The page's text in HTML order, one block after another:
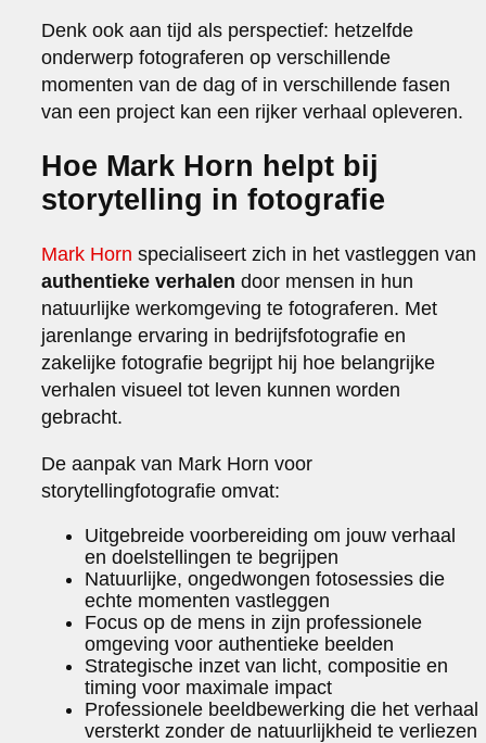
Denk ook aan tijd als perspectief: hetzelfde
onderwerp fotograferen op verschillende
momenten van de dag of in verschillende fasen
van een project kan een rijker verhaal opleveren.
Hoe Mark Horn helpt bij
storytelling in fotografie
Mark Horn specialiseert zich in het vastleggen van
authentieke verhalen door mensen in hun
natuurlijke werkomgeving te fotograferen. Met
jarenlange ervaring in bedrijfsfotografie en
zakelijke fotografie begrijpt hij hoe belangrijke
verhalen visueel tot leven kunnen worden
gebracht.
De aanpak van Mark Horn voor
storytellingfotografie omvat:
Uitgebreide voorbereiding om jouw verhaal
en doelstellingen te begrijpen
Natuurlijke, ongedwongen fotosessies die
echte momenten vastleggen
Focus op de mens in zijn professionele
omgeving voor authentieke beelden
Strategische inzet van licht, compositie en
timing voor maximale impact
Professionele beeldbewerking die het verhaal
versterkt zonder de natuurlijkheid te verliezen